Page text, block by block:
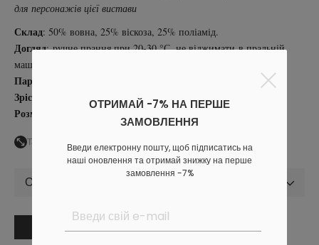
ОТРИМАЙ -7% НА ПЕРШЕ
ЗАМОВЛЕННЯ
Введи електронну пошту, щоб підписатись на
наші оновлення та отримай знижку на перше
замовлення -7%
для персонажів цієї вистави
Склад: 50% вовна, 25% віскоза, 25% поліамід.
Догляд: ручне прання при 20-30 °С, не віджимати в пральній
машині.
Параметри моделі
Зріст моделі
Розмір на моделі
Таблиця розмірів
Обрати розмір